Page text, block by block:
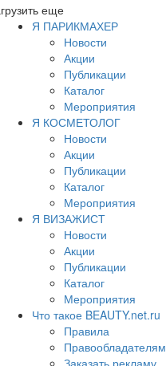
еще
Я ПАРИКМАХЕР
Новости
Акции
Публикации
Каталог
Мероприятия
Я КОСМЕТОЛОГ
Новости
Акции
Публикации
Каталог
Мероприятия
Я ВИЗАЖИСТ
Новости
Акции
Публикации
Каталог
Мероприятия
Что такое BEAUTY.net.ru
Правила
Правообладателям
Заказать рекламу